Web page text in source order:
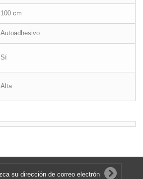
100 cm
Autoadhesivo
Sí
Alta